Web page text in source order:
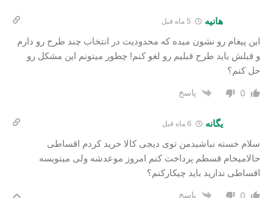
هانیه
این پیغام رو نشون میده که محدودیت در انتخاب چند طرح رو دارم
و قبلش باید طرح قبلیم رو لغو کنم! چطور میتونم این مشکل رو
حل کنم؟
0 پاسخ
یگانه
سلام خسته نباشیدمن توی دیجی کالا خرید کردم اقساطی
حالامیخام قسطم پرداخت کنم امروز موعدشه ولی مینویسه
اقساطی ندارید باید چیکارکنم؟
0 پاسخ